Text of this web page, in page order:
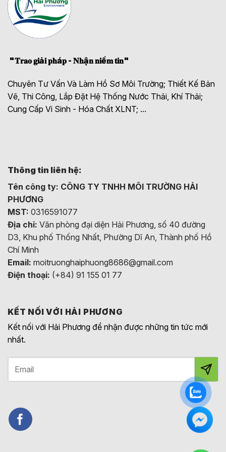
"𝐓𝐫𝐚𝐨 𝐠𝐢ả𝐢 𝐩𝐡á𝐩 - 𝐍𝐡ậ𝐧 𝐧𝐢ề𝐦 𝐭𝐢𝐧"
Chuyên Tư Vấn Và Làm Hồ Sơ Môi Trường; Thiết Kế Bản
Vẽ, Thi Công, Lắp Đặt Hệ Thống Nước Thải, Khí Thải;
Cung Cấp Vi Sinh - Hóa Chất XLNT; ...
Thông tin liên hệ:
Tên công ty: CÔNG TY TNHH MÔI TRƯỜNG HẢI
PHƯƠNG
MST: 0316591077
Địa chỉ: Văn phòng đại diện Hải Phương, số 40 đường
D3, Khu phố Thống Nhất, Phường Dĩ An, Thành phố Hồ
Chí Minh
Email: moitruonghaiphuong8686@gmail.com
Điện thoại: (+84) 91 155 01 77
KẾT NỐI VỚI HẢI PHƯƠNG
Kết nối với Hải Phương để nhận được những tin tức mới
nhất.